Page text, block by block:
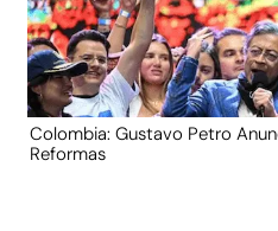
Colombia: Gustavo Petro
Reformas